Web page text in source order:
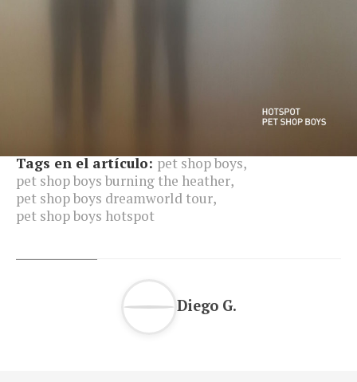
Tags en el artículo: pet shop boys,
pet shop boys burning the heather,
pet shop boys dreamworld tour,
pet shop boys hotspot
Diego G.